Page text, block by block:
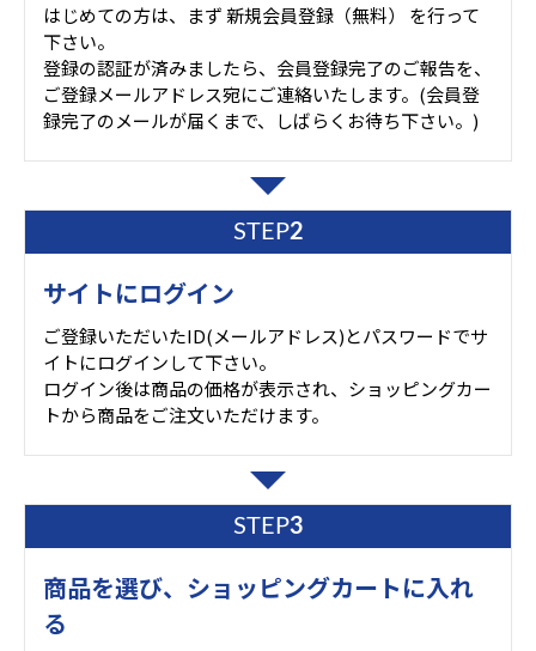
はじめての方は、まず 新規会員登録（無料） を行って
下さい。
登録の認証が済みましたら、会員登録完了のご報告を、
ご登録メールアドレス宛にご連絡いたします。(会員登
録完了のメールが届くまで、しばらくお待ち下さい。)
STEP2
サイトにログイン
ご登録いただいたID(メールアドレス)とパスワードでサ
イトにログインして下さい。
ログイン後は商品の価格が表示され、ショッピングカー
トから商品をご注文いただけます。
STEP3
商品を選び、ショッピングカートに入れ
る